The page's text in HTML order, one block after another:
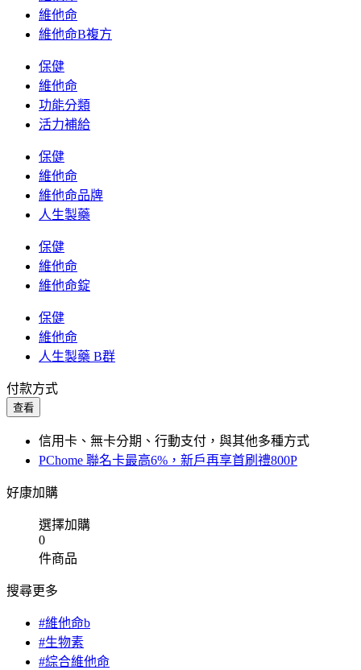
維他命
維他命B複方
保健
維他命
功能分類
活力補給
保健
維他命
維他命品牌
人生製藥
保健
維他命
維他命錠
保健
維他命
人生製藥 B群
付款方式
查看
信用卡、無卡分期、行動支付，與其他多種方式
PChome 聯名卡最高6%，新戶再享首刷禮800P
好康加購
選擇加購
0
件商品
搜尋更多
#維他命b
#生物素
#綜合維他命